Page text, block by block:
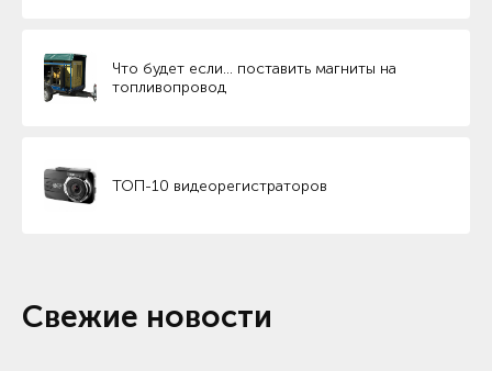
Что будет если… поставить магниты на
топливопровод
ТОП-10 видеорегистраторов
Свежие новости